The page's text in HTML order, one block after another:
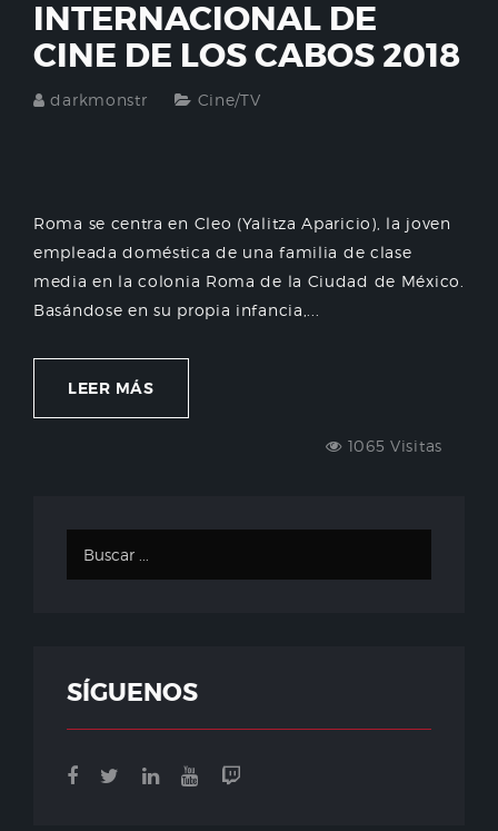
INTERNACIONAL DE
CINE DE LOS CABOS 2018
darkmonstr Cine/TV
Roma se centra en Cleo (Yalitza Aparicio), la joven
empleada doméstica de una familia de clase
media en la colonia Roma de la Ciudad de México.
Basándose en su propia infancia,...
LEER MÁS
1065 Visitas
SÍGUENOS